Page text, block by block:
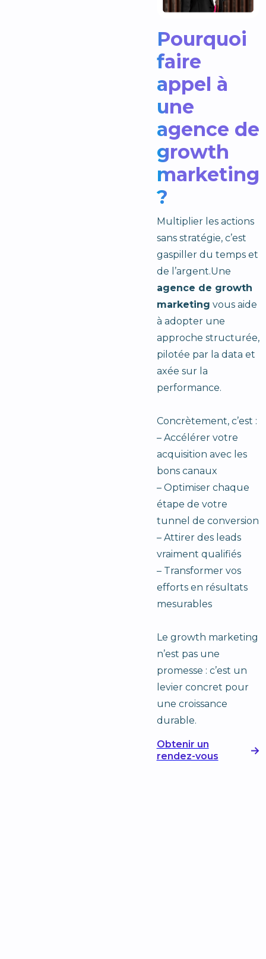
Pourquoi
faire
appel à
une
agence de
growth
marketing
?
Multiplier les actions
sans stratégie, c’est
gaspiller du temps et
de l’argent.Une
agence de growth
marketing vous aide
à adopter une
approche structurée,
pilotée par la data et
axée sur la
performance.
Concrètement, c’est :
– Accélérer votre
acquisition avec les
bons canaux
– Optimiser chaque
étape de votre
tunnel de conversion
– Attirer des leads
vraiment qualifiés
– Transformer vos
efforts en résultats
mesurables
Le growth marketing
n’est pas une
promesse : c’est un
levier concret pour
une croissance
durable.
Obtenir un
rendez-vous